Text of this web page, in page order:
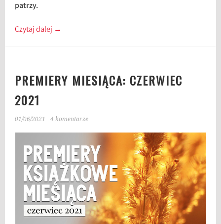
patrzy.
Czytaj dalej →
PREMIERY MIESIĄCA: CZERWIEC
2021
01/06/2021 4 komentarze